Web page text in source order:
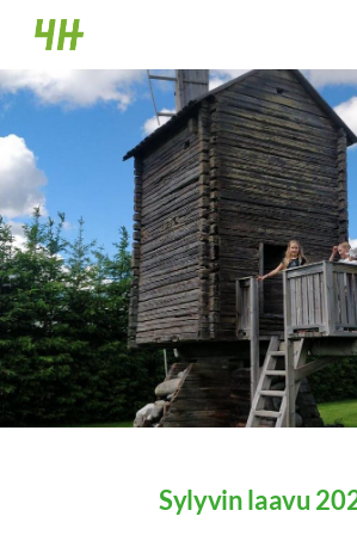
Siirry
sivun
sisältöön
Halsuan 4H
Sylyvin laavu